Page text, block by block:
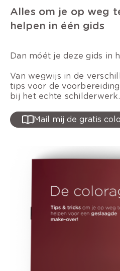
Alles om je op weg
helpen in één gids
Dan móét je deze gids in
Van wegwijs in de
tips voor de
bij het echte schilderwerk.
Mail mij de gratis